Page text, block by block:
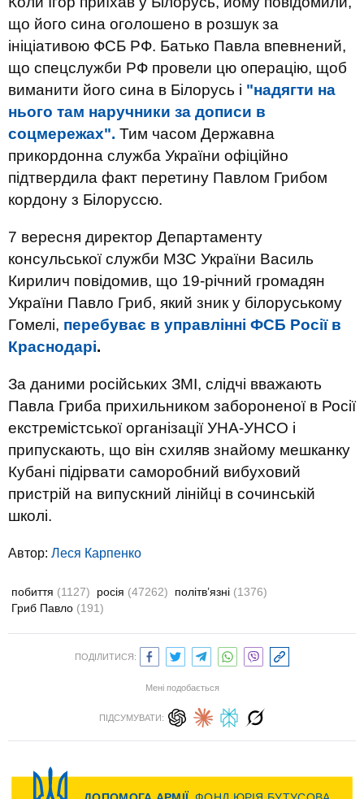
що його сина оголошено в розшук за
ініціативою ФСБ РФ. Батько Павла впевнений,
що спецслужби РФ провели цю операцію, щоб
виманити його сина в Білорусь і "надягти на
нього там наручники за дописи в
соцмережах". Тим часом Державна
прикордонна служба України офіційно
підтвердила факт перетину Павлом Грибом
кордону з Білоруссю.
7 вересня директор Департаменту
консульської служби МЗС України Василь
Кирилич повідомив, що 19-річний громадян
України Павло Гриб, який зник у білоруському
Гомелі, перебуває в управлінні ФСБ Росії в
Краснодарі.
За даними російських ЗМІ, слідчі вважають
Павла Гриба прихильником забороненої в Росії
екстремістської організації УНА-УНСО і
припускають, що він схиляв знайому мешканку
Кубані підірвати саморобний вибуховий
пристрій на випускний лінійці в сочинській
школі.
Автор: Леся Карпенко
побиття (1127) росія (47262) політв’язні (1376)
Гриб Павло (191)
ПОДІЛИТИСЯ:
Мені подобається
ПІДСУМУВАТИ: